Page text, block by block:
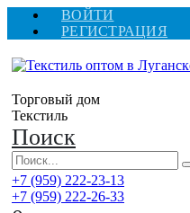
ВОЙТИ
РЕГИСТРАЦИЯ
Торговый дом
Текстиль
Поиск
+7 (959) 222-23-13
+7 (959) 222-26-33